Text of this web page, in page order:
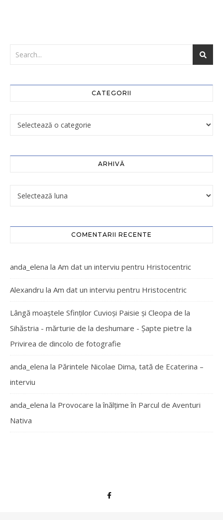
CATEGORII
ARHIVĂ
COMENTARII RECENTE
anda_elena la Am dat un interviu pentru Hristocentric
Alexandru la Am dat un interviu pentru Hristocentric
Lângă moaștele Sfinților Cuvioși Paisie și Cleopa de la
Sihăstria - mărturie de la deshumare - Şapte pietre la
Privirea de dincolo de fotografie
anda_elena la Părintele Nicolae Dima, tată de Ecaterina –
interviu
anda_elena la Provocare la înălțime în Parcul de Aventuri
Nativa